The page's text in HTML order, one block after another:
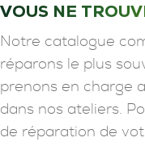
VOUS NE
Notre catalogue
réparons le plus
prenons en charge
dans nos ateliers.
de réparation de